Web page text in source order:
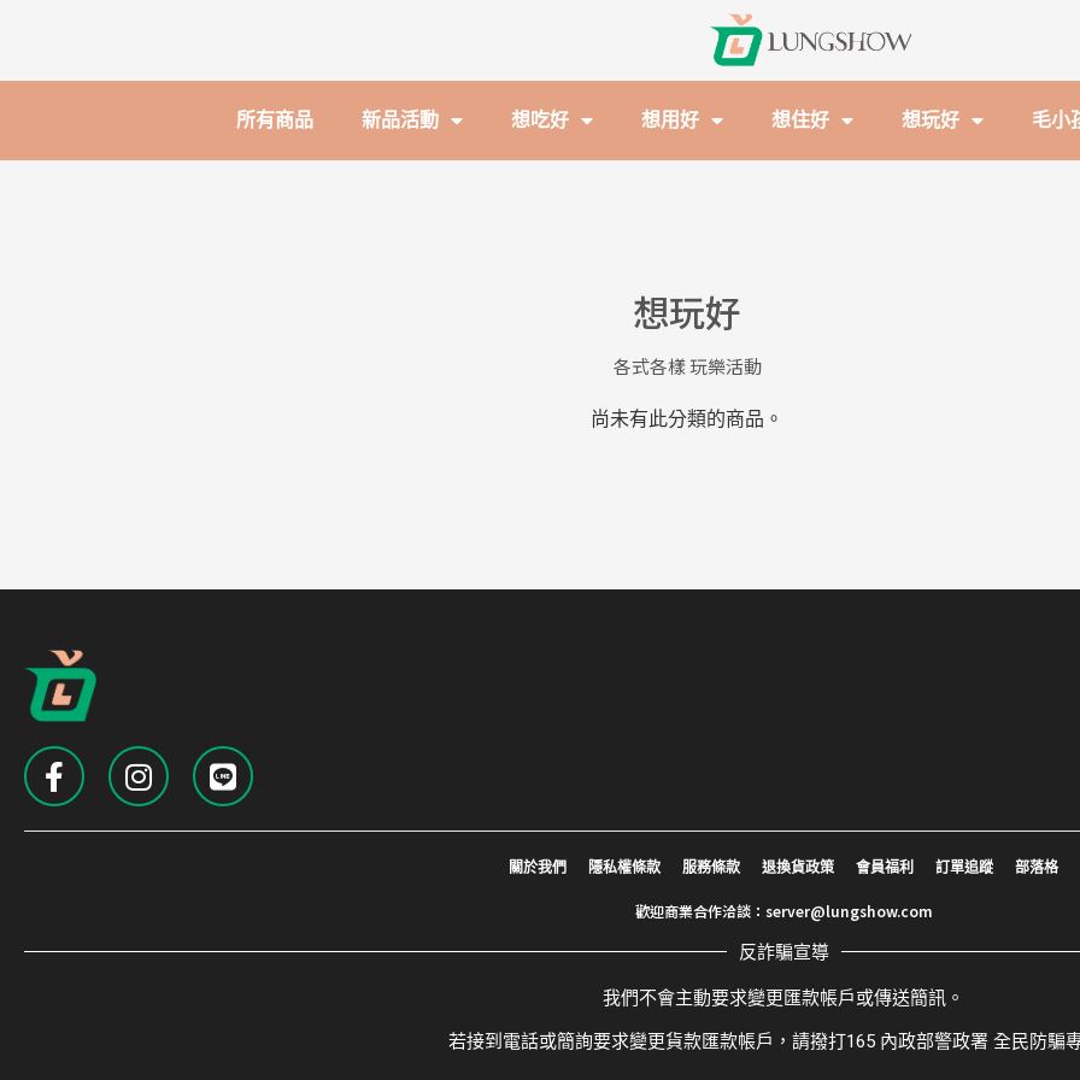
所有商品 新品活動 想吃好 想用好 想住好 想玩好 毛小
想玩好
各式各樣 玩樂活動
尚未有此分類的商品。
關於我們 隱私權條款 服務條款 退換貨政策 會員福利 訂單追蹤 部落格
歡迎商業合作洽談： server@lungshow.com
反詐騙宣導
我們不會主動要求變更匯款帳戶或傳送簡訊。
若接到電話或簡詢要求變更貨款匯款帳戶，請撥打165 內政部警政署 全民防騙